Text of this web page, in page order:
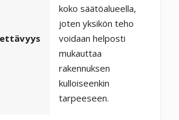
koko säätöalueella,
joten yksikön teho
voidaan helposti
mukauttaa
rakennuksen
kulloiseenkin
tarpeeseen.